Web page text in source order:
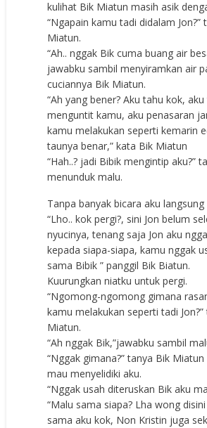
kulihat Bik Miatun masih asik
“Ngapain kamu tadi didalam Jon?”
Miatun.
“Ah.. nggak Bik cuma buang air
jawabku sambil menyiramkan air
cuciannya Bik Miatun.
“Ah yang bener? Aku tahu kok,
menguntit kamu, aku penasaran
kamu melakukan seperti kemarin
taunya benar,” kata Bik Miatun
“Hah..? jadi Bibik mengintip aku?”
menunduk malu.
Tanpa banyak bicara aku langsung
“Lho.. kok pergi?, sini Jon belum
nyucinya, tenang saja Jon aku
kepada siapa-siapa, kamu nggak
sama Bibik ” panggil Bik Biatun.
Kuurungkan niatku untuk pergi.
“Ngomong-ngomong gimana
kamu melakukan seperti tadi
Miatun.
“Ah nggak Bik,”jawabku sambil
“Nggak gimana?” tanya Bik
mau menyelidiki aku.
“Nggak usah diteruskan Bik aku
“Malu sama siapa? Lha wong
sama aku kok, Non Kristin juga